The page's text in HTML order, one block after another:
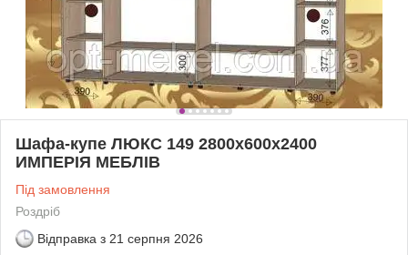
Шафа-купе ЛЮКС 149 2800х600х2400
ИМПЕРIЯ МЕБЛIВ
Під замовлення
Роздріб
Відправка з 21 серпня 2026